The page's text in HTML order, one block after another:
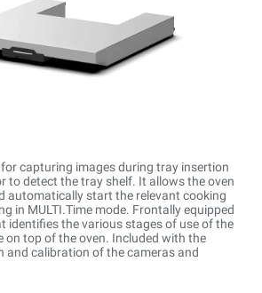
capturing images during tray insertion
to detect the tray shelf. It allows the oven
automatically start the relevant cooking
in MULTI.Time mode. Frontally equipped
identifies the various stages of use of the
on top of the oven. Included with the
and calibration of the cameras and